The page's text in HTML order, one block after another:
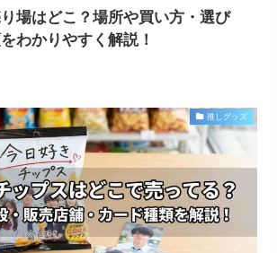
場はどこ？場所や買い方・選び
わかりやすく解説！
推しグッズ